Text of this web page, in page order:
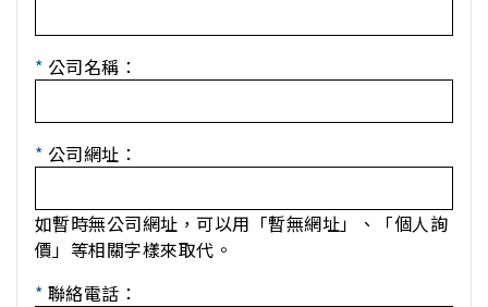
* 公司名稱：
* 公司網址：
如暫時無公司網址，可以用「暫無網址」、「個人詢
價」等相關字樣來取代。
* 聯絡電話：